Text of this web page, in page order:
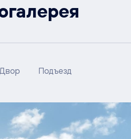
Двор Подъезд